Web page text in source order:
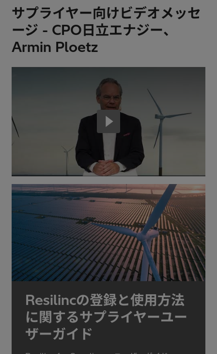
サプライヤー向けビデオメッセ
ージ - CPO日立エナジー、
Armin Ploetz
Resilincの登録と使用方法
に関するサプライヤーユー
ザーガイド